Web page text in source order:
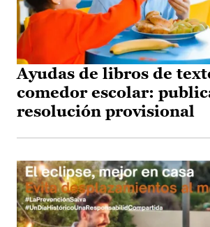
Ayudas de libros de
comedor escolar:
resolución provisional